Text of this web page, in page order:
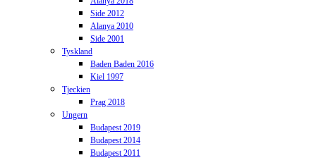
Side 2012
Alanya 2010
Side 2001
Tyskland
Baden Baden 2016
Kiel 1997
Tjeckien
Prag 2018
Ungern
Budapest 2019
Budapest 2014
Budapest 2011